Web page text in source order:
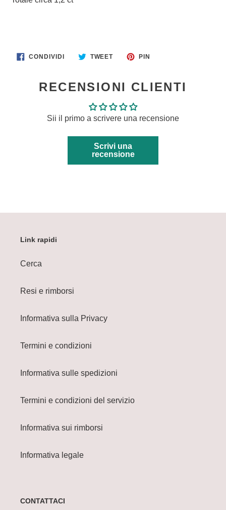
CONDIVIDI CONDIVIDITWEETTWITTA
PIN
RECENSIONI CLIENTI
Sii il primo a scrivere una recensione
Scrivi una
recensione
Link rapidi
Cerca
Resi e rimborsi
Informativa sulla Privacy
Termini e condizioni
Informativa sulle spedizioni
Termini e condizioni del servizio
Informativa sui rimborsi
Informativa legale
CONTATTACI